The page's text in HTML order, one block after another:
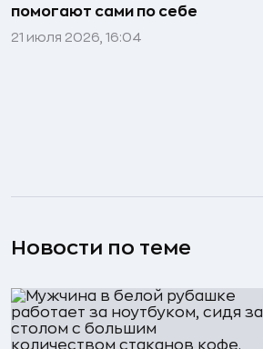
помогают сами по себе
21 июля 2026, 16:04
Новости по теме